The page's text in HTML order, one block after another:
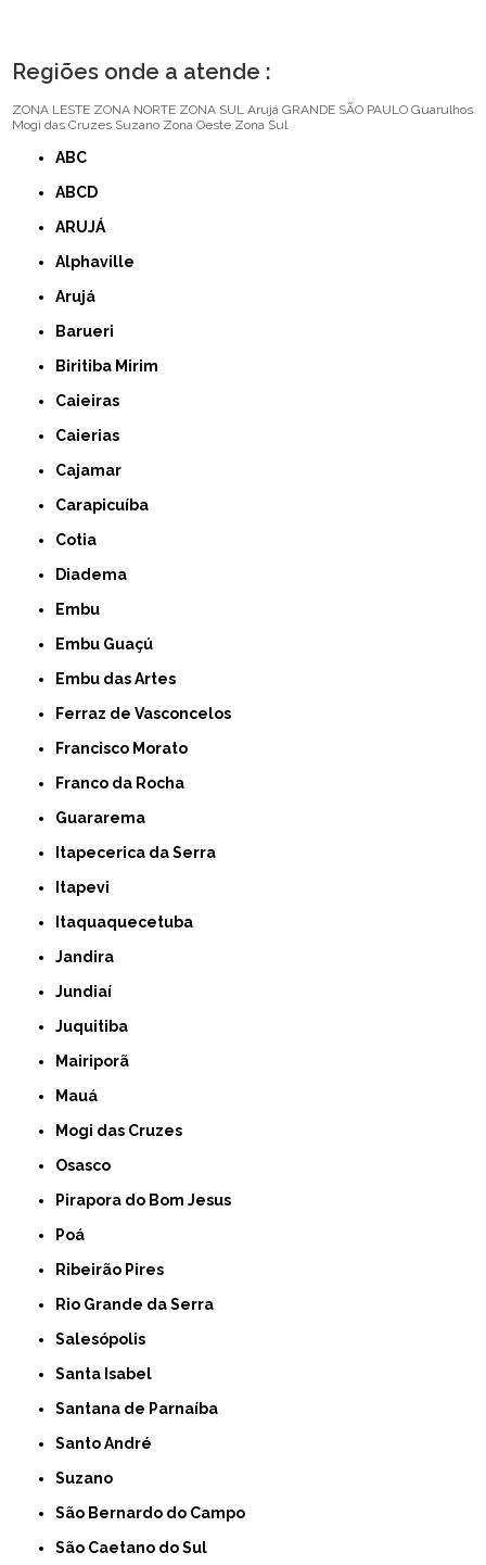
Regiões onde a atende :
ZONA LESTE ZONA NORTE ZONA SUL Arujá GRANDE SÃO PAULO Guarulhos
Mogi das Cruzes Suzano Zona Oeste Zona Sul
ABC
ABCD
ARUJÁ
Alphaville
Arujá
Barueri
Biritiba Mirim
Caieiras
Caierias
Cajamar
Carapicuíba
Cotia
Diadema
Embu
Embu Guaçú
Embu das Artes
Ferraz de Vasconcelos
Francisco Morato
Franco da Rocha
Guararema
Itapecerica da Serra
Itapevi
Itaquaquecetuba
Jandira
Jundiaí
Juquitiba
Mairiporã
Mauá
Mogi das Cruzes
Osasco
Pirapora do Bom Jesus
Poá
Ribeirão Pires
Rio Grande da Serra
Salesópolis
Santa Isabel
Santana de Parnaíba
Santo André
Suzano
São Bernardo do Campo
São Caetano do Sul